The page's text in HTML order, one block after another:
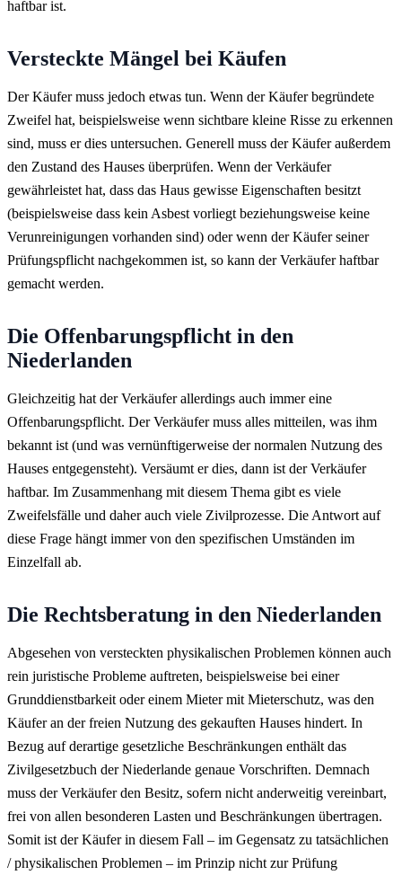
haftbar ist.
Versteckte Mängel bei Käufen
Der Käufer muss jedoch etwas tun. Wenn der Käufer begründete
Zweifel hat, beispielsweise wenn sichtbare kleine Risse zu erkennen
sind, muss er dies untersuchen. Generell muss der Käufer außerdem
den Zustand des Hauses überprüfen. Wenn der Verkäufer
gewährleistet hat, dass das Haus gewisse Eigenschaften besitzt
(beispielsweise dass kein Asbest vorliegt beziehungsweise keine
Verunreinigungen vorhanden sind) oder wenn der Käufer seiner
Prüfungspflicht nachgekommen ist, so kann der Verkäufer haftbar
gemacht werden.
Die Offenbarungspflicht in den
Niederlanden
Gleichzeitig hat der Verkäufer allerdings auch immer eine
Offenbarungspflicht. Der Verkäufer muss alles mitteilen, was ihm
bekannt ist (und was vernünftigerweise der normalen Nutzung des
Hauses entgegensteht). Versäumt er dies, dann ist der Verkäufer
haftbar. Im Zusammenhang mit diesem Thema gibt es viele
Zweifelsfälle und daher auch viele Zivilprozesse. Die Antwort auf
diese Frage hängt immer von den spezifischen Umständen im
Einzelfall ab.
Die Rechtsberatung in den Niederlanden
Abgesehen von versteckten physikalischen Problemen können auch
rein juristische Probleme auftreten, beispielsweise bei einer
Grunddienstbarkeit oder einem Mieter mit Mieterschutz, was den
Käufer an der freien Nutzung des gekauften Hauses hindert. In
Bezug auf derartige gesetzliche Beschränkungen enthält das
Zivilgesetzbuch der Niederlande genaue Vorschriften. Demnach
muss der Verkäufer den Besitz, sofern nicht anderweitig vereinbart,
frei von allen besonderen Lasten und Beschränkungen übertragen.
Somit ist der Käufer in diesem Fall – im Gegensatz zu tatsächlichen
/ physikalischen Problemen – im Prinzip nicht zur Prüfung